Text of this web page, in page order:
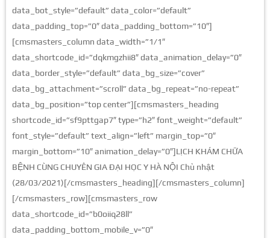
data_bot_style=”default” data_color=”default”
data_padding_top=”0″ data_padding_bottom=”10″]
[cmsmasters_column data_width=”1/1″
data_shortcode_id=”dqkmgzhii8″ data_animation_delay=”0″
data_border_style=”default” data_bg_size=”cover”
data_bg_attachment=”scroll” data_bg_repeat=”no-repeat”
data_bg_position=”top center”][cmsmasters_heading
shortcode_id=”sf9pttgap7″ type=”h2″ font_weight=”default”
font_style=”default” text_align=”left” margin_top=”0″
margin_bottom=”10″ animation_delay=”0″]LỊCH KHÁM CHỮA
BỆNH CÙNG CHUYÊN GIA ĐẠI HỌC Y HÀ NỘI Chủ nhật
(28/03/2021)[/cmsmasters_heading][/cmsmasters_column]
[/cmsmasters_row][cmsmasters_row
data_shortcode_id=”b0oiiq28ll”
data_padding_bottom_mobile_v=”0″